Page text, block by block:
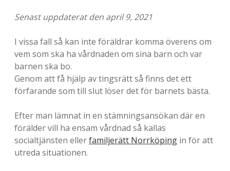
s
t
i
p
s
&
t
r
Senast uppdaterat den april 9, 2021
I vissa fall så kan inte föräldrar komma överens om
vem som ska ha vårdnaden om sina barn och var
barnen ska bo.
Genom att få hjälp av tingsrätt så finns det ett
förfarande som till slut löser det för barnets bästa.
Efter man lämnat in en stämningsansökan där en
förälder vill ha ensam vårdnad så kallas
socialtjänsten ellerfamiljerätt Norrköping in för att
utreda situationen.